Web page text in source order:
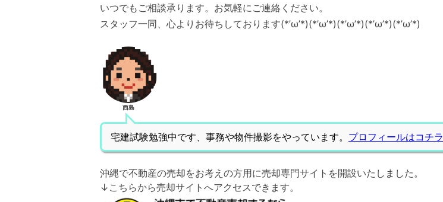
いつでもご相談承ります。お気軽にご連絡ください。
スタッフ一同、心よりお待ちしております(*’ω’*)(*’ω’*)(*’ω’*)(*’ω’*)(*’ω’*)
西島
宅建試験勉強中です、事務や物件撮影をやっています。 プロフィールはコチラ
沖縄で不動産の売却をお考えの方用に売却専門サイトを開設いたしました。
↓こちらから売却サイトへアクセスできます。